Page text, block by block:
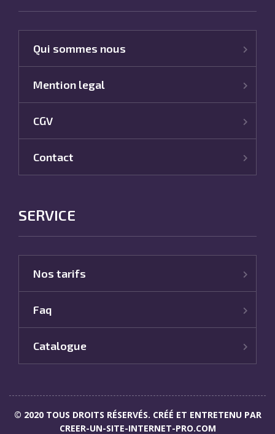
Qui sommes nous
Mention legal
CGV
Contact
SERVICE
Nos tarifs
Faq
Catalogue
© 2020 TOUS DROITS RÉSERVÉS. CRÉÉ ET ENTRETENU PAR
CREER-UN-SITE-INTERNET-PRO.COM